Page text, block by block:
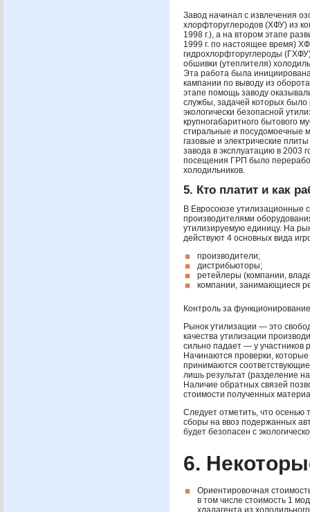
Завод начинал с извлечения
хлорфторуглеродов (ХФУ) из
1998 г.), а на втором этапе
1999 г. по настоящее время)
гидрохлорфторуглероды (ГХФУ
обшивки (утеплителя)
Эта работа была
кампании по выводу из
этапе помощь заводу
службы, задачей которых
экологически безопасной
крупногабаритного бытового
стиральные и посудомоечные
газовые и электрические
завода в эксплуатацию в 2003
посещения ГРП было
холодильников.
5. Кто платит и как
В Евросоюзе утилизационные
производителями
утилизируемую единицу. На
действуют 4 основных вида
производители;
дистрибьюторы;
ретейлеры (компании,
компании, занимающиеся
Контроль за
Рынок утилизации — это
качества утилизации
сильно падает — у участников
Начинаются проверки,
принимаются
лишь результат (разделение
Наличие обратных связей
стоимости полученных
Следует отметить, что осенью
сборы на ввоз подержанных
будет безопасен с
6.
Ориентировочная
в том числе стоимость 1
хладагента из